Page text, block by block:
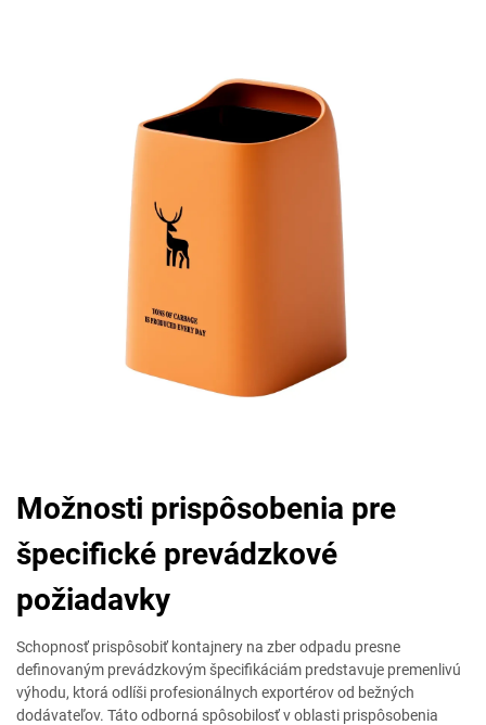
Možnosti prispôsobenia pre
špecifické prevádzkové
požiadavky
Schopnosť prispôsobiť kontajnery na zber odpadu presne
definovaným prevádzkovým špecifikáciám predstavuje premenlivú
výhodu, ktorá odlíši profesionálnych exportérov od bežných
dodávateľov. Táto odborná spôsobilosť v oblasti prispôsobenia